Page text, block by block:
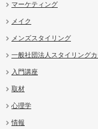
マーケティング
メイク
メンズスタイリング
一般社団法人スタイリング
入門講座
取材
心理学
情報